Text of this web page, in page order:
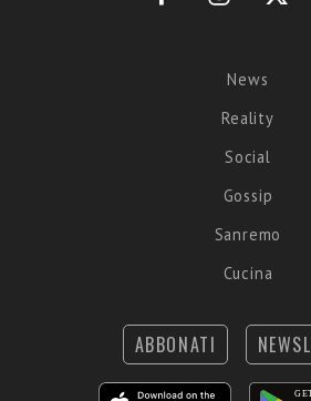
News
Reality
Social
Gossip
Sanremo
Cucina
ABBONATI